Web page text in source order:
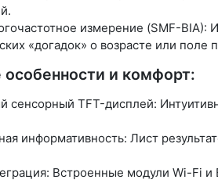
измерение (SMF-BIA):
«догадок» о возрасте или поле
особенности и комфорт:
сенсорный TFT-дисплей:
информативность: Лист
Встроенные модули Wi-Fi